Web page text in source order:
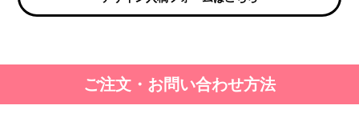
ご注文・お問い合わせ方法